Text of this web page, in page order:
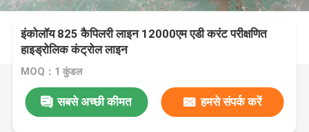
इंकोलॉय 825 कैपिलरी लाइन 12000एम एडी करंट परीक्षणित
हाइड्रोलिक कंट्रोल लाइन
MOQ：1 कुंडल
सबसे अच्छी कीमत हमसे संपर्क करें